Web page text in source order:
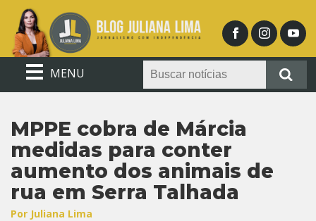
MENU
MPPE cobra de Márcia
medidas para conter
aumento dos animais de
rua em Serra Talhada
Por Juliana Lima